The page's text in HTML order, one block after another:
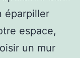
éparpiller
espace,
un mur